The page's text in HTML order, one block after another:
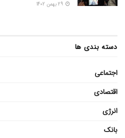
دسته بندی ها
اجتماعی
اقتصادی
انرژی
بانک